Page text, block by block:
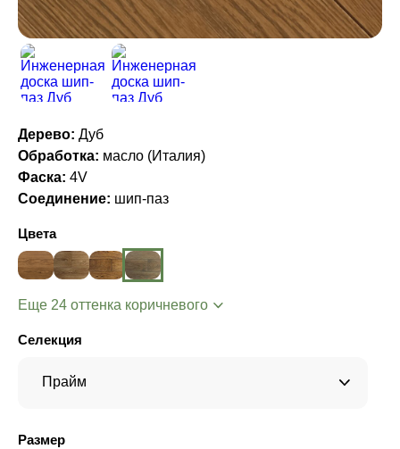
Дерево: Дуб
Обработка: масло (Италия)
Фаска: 4V
Соединение: шип-паз
Цвета
Еще 24 оттенка коричневого
Селекция
Прайм
Размер